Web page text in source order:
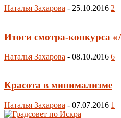
Наталья Захарова - 25.10.2016 2
Итоги смотра-конкурса
Наталья Захарова - 08.10.2016 6
Красота в минимализме
Наталья Захарова - 07.07.2016 1